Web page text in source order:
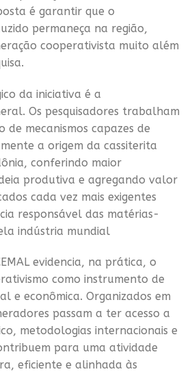
é garantir que o
permaneça na região,
cooperativista muito além
da iniciativa é a
Os pesquisadores trabalham
de mecanismos capazes de
a origem da cassiterita
conferindo maior
produtiva e agregando valor
cada vez mais exigentes
responsável das matérias-
indústria mundial
evidencia, na prática, o
como instrumento de
e econômica. Organizados em
passam a ter acesso a
metodologias internacionais e
para uma atividade
eficiente e alinhada às